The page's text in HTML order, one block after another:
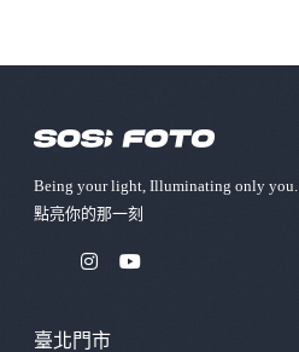
Being your light, Illuminating only you.
點亮你的那⼀刻
臺北門市